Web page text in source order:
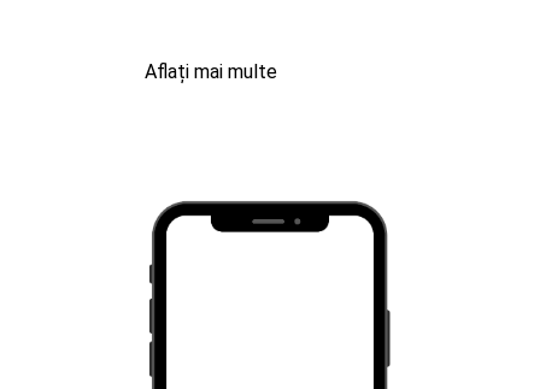
Aflați mai multe